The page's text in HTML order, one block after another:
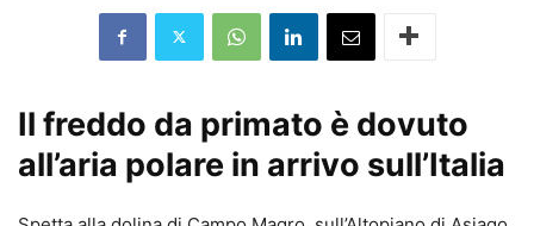
Il freddo da primato è dovuto
all’aria polare in arrivo sull’Italia